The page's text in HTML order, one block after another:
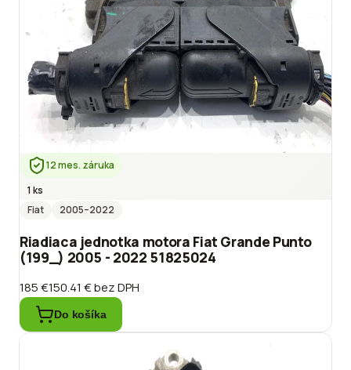
12 mes. záruka
1 ks
Fiat
2005–2022
Riadiaca jednotka motora Fiat Grande Punto
(199_) 2005 - 2022 51825024
185 €150.41 €bez DPH
Do košíka